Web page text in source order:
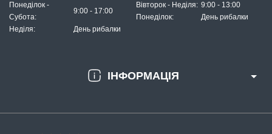
В наявності
ІНФОРМАЦІЯ
Понеділок -
Субота:
9:00 - 17:00
Неділя: День рибалки
Вівторок - Неділя: 9:00 - 13:00
Понеділок:
День рибалки